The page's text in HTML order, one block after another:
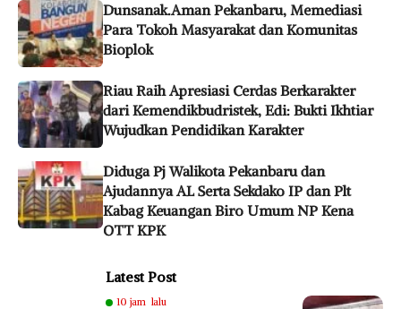
Dunsanak.Aman Pekanbaru, Memediasi
Para Tokoh Masyarakat dan Komunitas
Bioplok
Riau Raih Apresiasi Cerdas Berkarakter
dari Kemendikbudristek, Edi: Bukti Ikhtiar
Wujudkan Pendidikan Karakter
Diduga Pj Walikota Pekanbaru dan
Ajudannya AL Serta Sekdako IP dan Plt
Kabag Keuangan Biro Umum NP Kena
OTT KPK
Latest Post
10 jam lalu